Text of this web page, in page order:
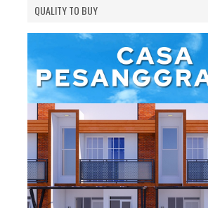
QUALITY TO BUY